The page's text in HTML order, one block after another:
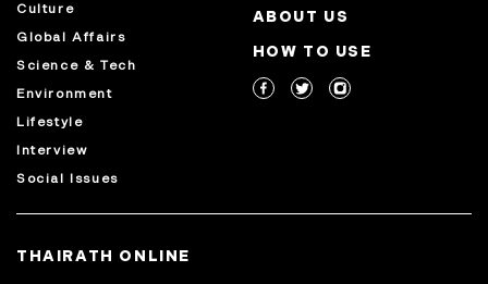
Culture
Global Affairs
Science & Tech
Environment
Lifestyle
Interview
Social Issues
ABOUT US
HOW TO USE
THAIRATH ONLINE